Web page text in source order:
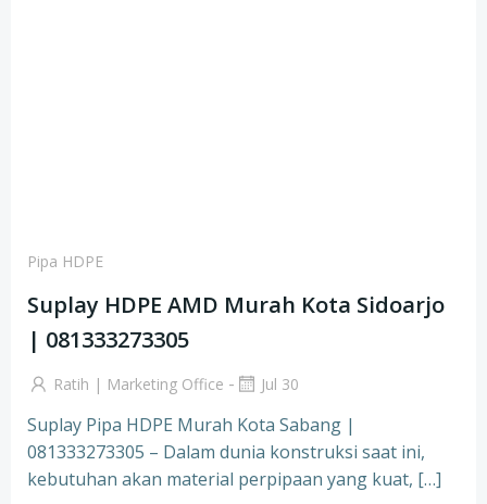
Pipa HDPE
Suplay HDPE AMD Murah Kota Sidoarjo
| 081333273305
Ratih | Marketing Office - Jul 30
Suplay Pipa HDPE Murah Kota Sabang |
081333273305 – Dalam dunia konstruksi saat ini,
kebutuhan akan material perpipaan yang kuat, […]